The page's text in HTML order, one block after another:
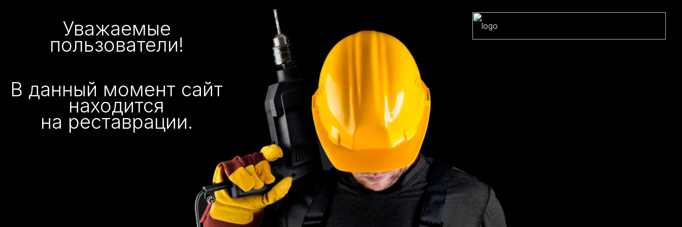
Уважаемые
пользователи!
В данный момент сайт
находится
на реставрации.